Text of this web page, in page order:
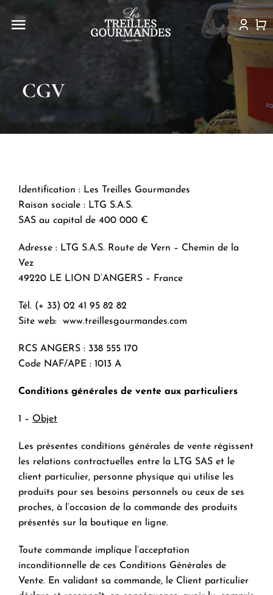
Navigation
Histoire
La boutique
Point de vente
CGV
Identification : Les Treilles Gourmandes
Raison sociale : LTG S.A.S.
SAS au capital de 400 000 €
Adresse : LTG S.A.S. Route de Vern – Chemin de la
Vez
49220 LE LION D’ANGERS – France
Tél. (+ 33) 02 41 95 82 82
Site web: www.treillesgourmandes.com
RCS ANGERS : 338 555 170
Code NAF/APE : 1013 A
Conditions générales de vente aux particuliers
1 – Objet
Les présentes conditions générales de vente régissent
les relations contractuelles entre la LTG SAS et le
client particulier, personne physique qui utilise les
produits pour ses besoins personnels ou ceux de ses
proches, à l’occasion de la commande des produits
présentés sur la boutique en ligne.
Toute commande implique l’acceptation
inconditionnelle de ces Conditions Générales de
Vente. En validant sa commande, le Client particulier